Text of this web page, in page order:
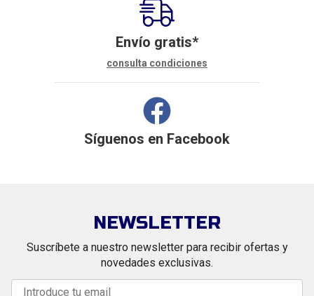
Envío gratis*
consulta condiciones
Síguenos en Facebook
NEWSLETTER
Suscríbete a nuestro newsletter para recibir ofertas y
novedades exclusivas.